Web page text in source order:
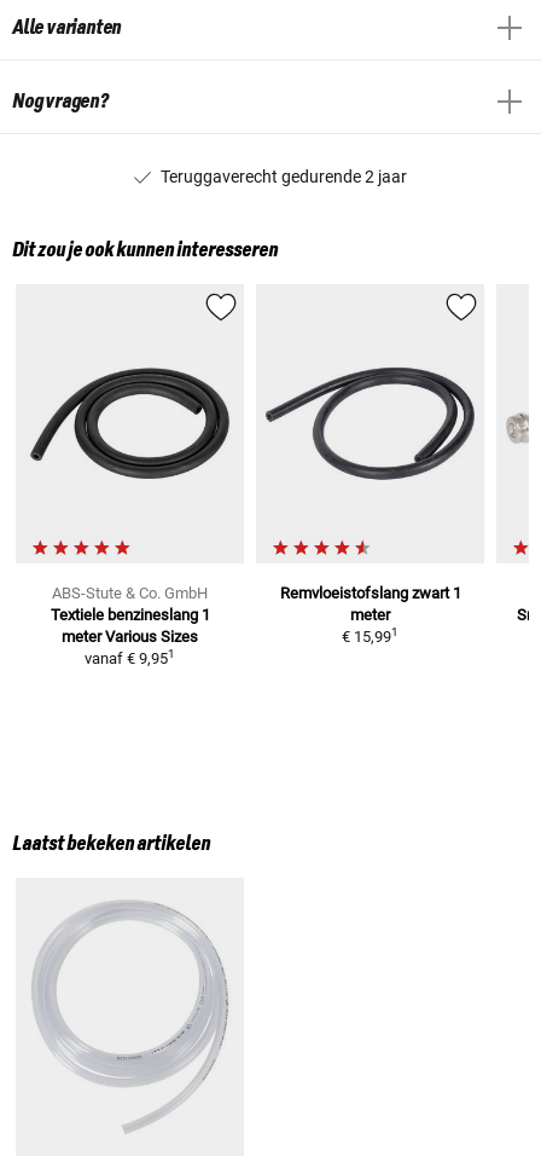
Alle varianten
Nog vragen?
Teruggaverecht gedurende 2 jaar
Dit zou je ook kunnen interesseren
ABS-Stute & Co. GmbH
Textiele benzineslang 1
meter Various Sizes
vanaf € 9,951
Remvloeistofslang zwart 1
meter
€ 15,991
Laatst bekeken artikelen